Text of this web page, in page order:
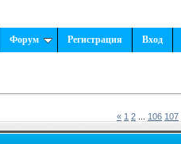
Форум Регистрация Вход
« 1 2 106 107